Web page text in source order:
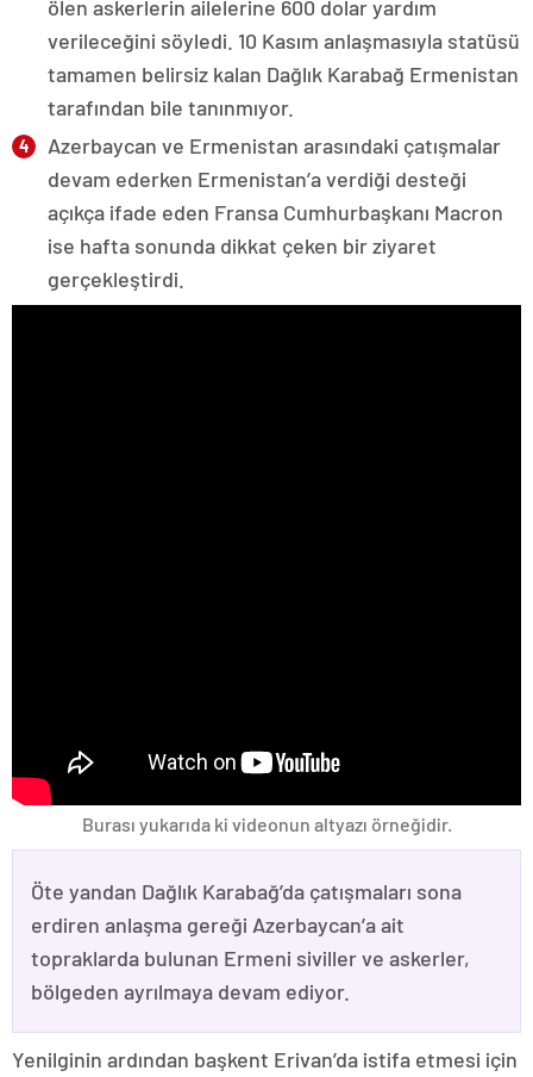
ölen askerlerin ailelerine 600 dolar yardım
verileceğini söyledi. 10 Kasım anlaşmasıyla statüsü
tamamen belirsiz kalan Dağlık Karabağ Ermenistan
tarafından bile tanınmıyor.
Azerbaycan ve Ermenistan arasındaki çatışmalar
devam ederken Ermenistan’a verdiği desteği
açıkça ifade eden Fransa Cumhurbaşkanı Macron
ise hafta sonunda dikkat çeken bir ziyaret
gerçekleştirdi.
Burası yukarıda ki videonun altyazı örneğidir.
Öte yandan Dağlık Karabağ’da çatışmaları sona
erdiren anlaşma gereği Azerbaycan’a ait
topraklarda bulunan Ermeni siviller ve askerler,
bölgeden ayrılmaya devam ediyor.
Yenilginin ardından başkent Erivan’da istifa etmesi için